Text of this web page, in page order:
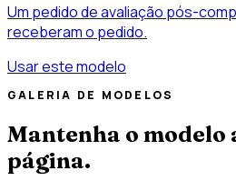
Um pedido de avaliação pós-
receberam o pedido.
Usar este modelo
GALERIA DE MODELOS
Mantenha o modelo
página.